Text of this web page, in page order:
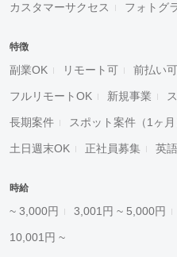
カスタマーサクセス フォトグ
特徴
副業OK リモート可 前払い可
フルリモートOK 新規事業
長期案件 スポット案件（1ヶ月
土日週末OK 正社員募集 英
時給
~ 3,000円 3,001円 ~ 5,000円
10,001円 ~